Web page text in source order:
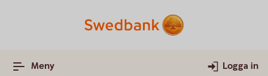
Meny Logga in